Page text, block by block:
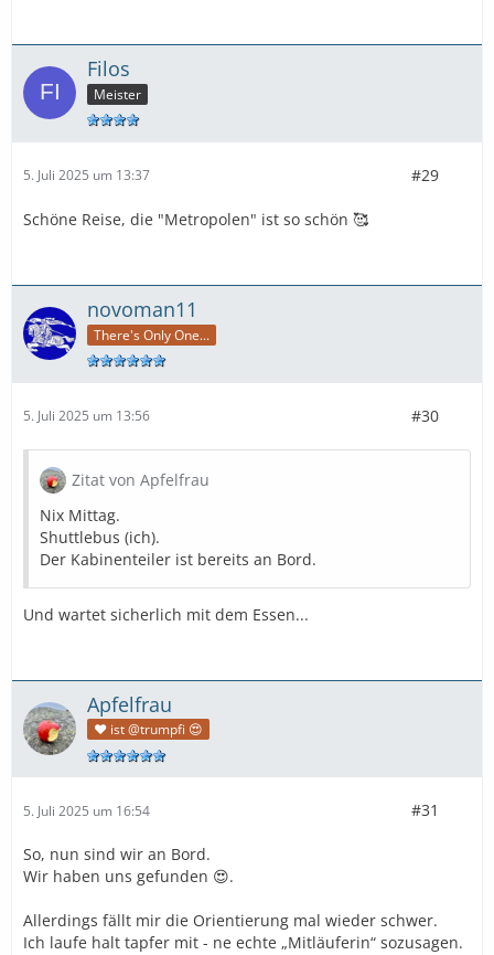
Filos
Meister
5. Juli 2025 um 13:37 #29
Schöne Reise, die "Metropolen" ist so schön 🥰
novoman11
There's Only One...
5. Juli 2025 um 13:56 #30
Zitat von Apfelfrau
Nix Mittag.
Shuttlebus (ich).
Der Kabinenteiler ist bereits an Bord.
Und wartet sicherlich mit dem Essen...
Apfelfrau
❤️ ist @trumpfi 😍
5. Juli 2025 um 16:54 #31
So, nun sind wir an Bord.
Wir haben uns gefunden 😍.
Allerdings fällt mir die Orientierung mal wieder schwer.
Ich laufe halt tapfer mit - ne echte „Mitläuferin“ sozusagen.